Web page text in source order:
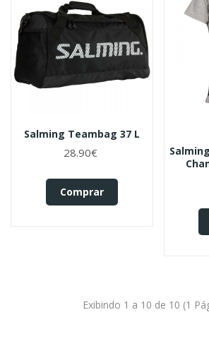
Salming Teambag 37 L
28.90€
Comprar
Exibindo 1 a 10 de 10 (1